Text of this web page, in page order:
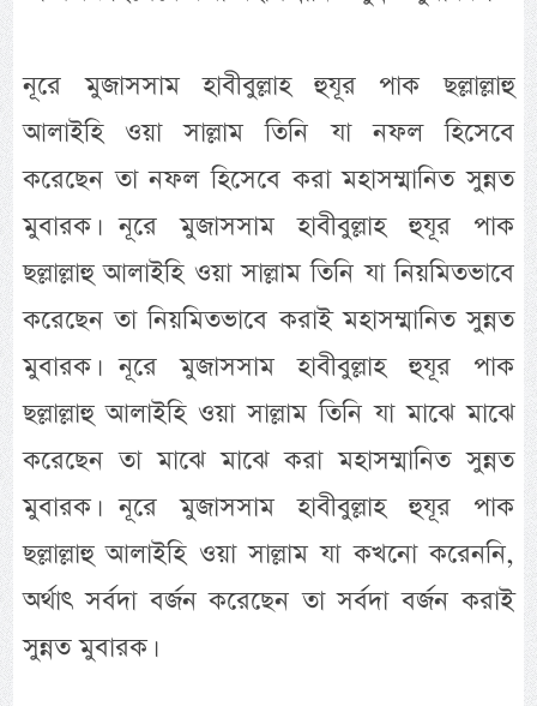
নূরে মুজাসসাম হাবীবুল্লাহ হুযূর পাক ছল্লাল্লাহু
আলাইহি ওয়া সাল্লাম তিনি যা নফল হিসেবে
করেছেন তা নফল হিসেবে করা মহাসম্মানিত সুন্নত
মুবারক। নূরে মুজাসসাম হাবীবুল্লাহ হুযূর পাক
ছল্লাল্লাহু আলাইহি ওয়া সাল্লাম তিনি যা নিয়মিতভাবে
করেছেন তা নিয়মিতভাবে করাই মহাসম্মানিত সুন্নত
মুবারক। নূরে মুজাসসাম হাবীবুল্লাহ হুযূর পাক
ছল্লাল্লাহু আলাইহি ওয়া সাল্লাম তিনি যা মাঝে মাঝে
করেছেন তা মাঝে মাঝে করা মহাসম্মানিত সুন্নত
মুবারক। নূরে মুজাসসাম হাবীবুল্লাহ হুযূর পাক
ছল্লাল্লাহু আলাইহি ওয়া সাল্লাম যা কখনো করেননি,
অর্থাৎ সর্বদা বর্জন করেছেন তা সর্বদা বর্জন করাই
সুন্নত মুবারক।